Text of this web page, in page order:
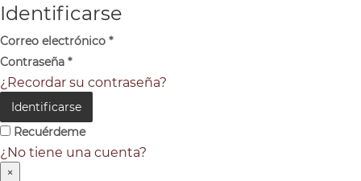
Identificarse
Correo electrónico *
Contraseña *
¿Recordar su contraseña?
Identificarse
Recuérdeme
¿No tiene una cuenta?
×